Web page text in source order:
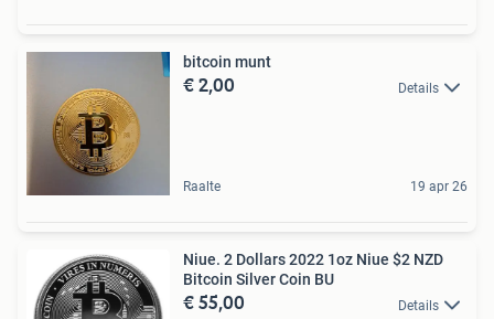
bitcoin munt
€ 2,00 Details
Raalte 19 apr 26
Niue. 2 Dollars 2022 1oz Niue $2 NZD
Bitcoin Silver Coin BU
€ 55,00 Details